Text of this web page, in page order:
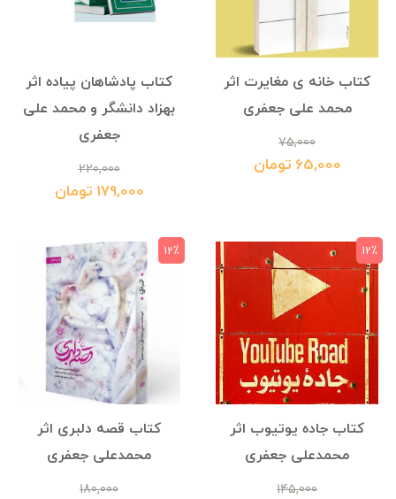
کتاب خانه ی مغایرت اثر
محمد علی جعفری
75,000
65,000 تومان
کتاب پادشاهان پیاده اثر
بهزاد دانشگر و محمد علی
جعفری
220,000
179,000 تومان
کتاب جاده یوتیوب اثر
محمدعلی جعفری
145,000
12٪
کتاب قصه دلبری اثر
محمدعلی جعفری
180,000
12٪